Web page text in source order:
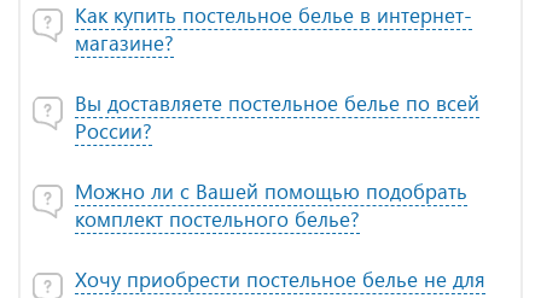
Как купить постельное белье в интернет-
магазине?
Вы доставляете постельное белье по всей
России?
Можно ли с Вашей помощью подобрать
комплект постельного белье?
Хочу приобрести постельное белье не для